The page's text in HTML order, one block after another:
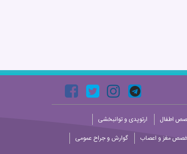
اطفال
ارتوپدی و توانبخشی
مغز و اعصاب
گوارش و جراح عمومی